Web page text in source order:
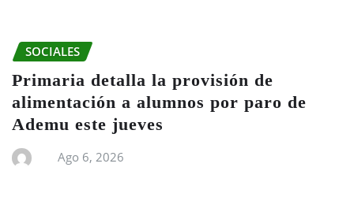
SOCIALES
Primaria detalla la provisión de
alimentación a alumnos por paro de
Ademu este jueves
Ago 6, 2026